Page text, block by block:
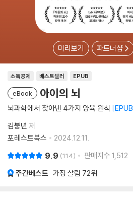
미리보기 파트너샵
소득공제 베스트셀러 EPUB
eBook 아이의 뇌
뇌과학에서 찾아낸 4가지 양육 원칙 EPUB
김붕년 저
포레스트북스
2024.12.11.
9.9 114 판매지수 1,512
주간베스트 가정 살림 72위